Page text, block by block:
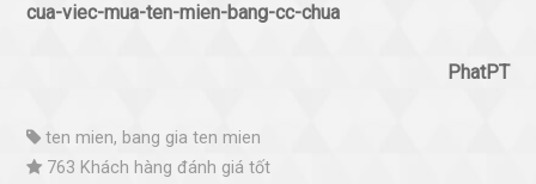
cua-viec-mua-ten-mien-bang-cc-chua
PhatPT
ten mien, bang gia ten mien
763 Khách hàng đánh giá tốt